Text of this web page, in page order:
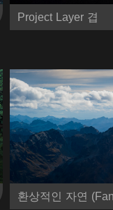
Project Layer 겹
환상적인 자연